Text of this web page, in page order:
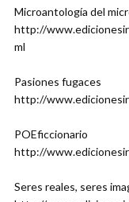
Microantología del
http://
ml
Pasiones fugaces
http://
POEficcionario
http://
Seres reales, seres